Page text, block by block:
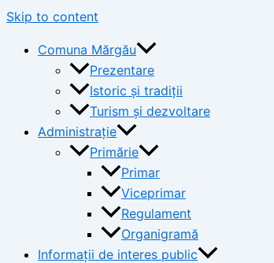
Skip to content
Comuna Mărgău
Prezentare
Istoric și tradiții
Turism și dezvoltare
Administrație
Primărie
Primar
Viceprimar
Regulament
Organigramă
Informații de interes public